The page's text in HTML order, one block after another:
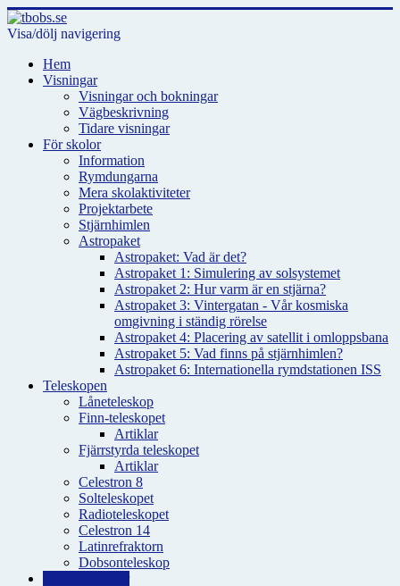
Visa/dölj navigering
Hem
Visningar
Visningar och bokningar
Vägbeskrivning
Tidare visningar
För skolor
Information
Rymdungarna
Mera skolaktiviteter
Projektarbete
Stjärnhimlen
Astropaket
Astropaket: Vad är det?
Astropaket 1: Simulering av solsystemet
Astropaket 2: Hur varm är en stjärna?
Astropaket 3: Vintergatan - Vår kosmiska
omgivning i ständig rörelse
Astropaket 4: Placering av satellit i omloppsbana
Astropaket 5: Vad finns på stjärnhimlen?
Astropaket 6: Internationella rymdstationen ISS
Teleskopen
Låneteleskop
Finn-teleskopet
Artiklar
Fjärrstyrda teleskopet
Artiklar
Celestron 8
Solteleskopet
Radioteleskopet
Celestron 14
Latinrefraktorn
Dobsonteleskop